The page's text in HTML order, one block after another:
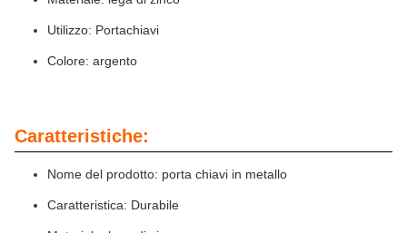
Utilizzo: Portachiavi
Colore: argento
Caratteristiche:
Nome del prodotto: porta chiavi in metallo
Caratteristica: Durabile